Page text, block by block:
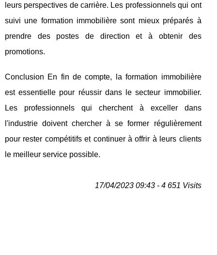
leurs perspectives de carrière. Les professionnels qui ont
suivi une formation immobilière sont mieux préparés à
prendre des postes de direction et à obtenir des
promotions.
Conclusion En fin de compte, la formation immobilière
est essentielle pour réussir dans le secteur immobilier.
Les professionnels qui cherchent à exceller dans
l'industrie doivent chercher à se former régulièrement
pour rester compétitifs et continuer à offrir à leurs clients
le meilleur service possible.
17/04/2023 09:43 - 4 651 Visits